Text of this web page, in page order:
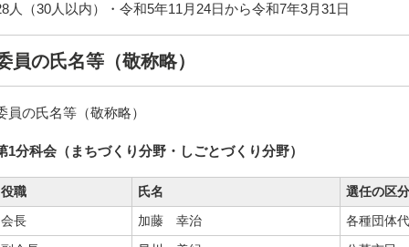
人（30人以内）・令和5年11月24日から令和7年3月31日
員の氏名等（敬称略）
員の氏名等（敬称略）
1分科会（まちづくり分野・しごとづくり分野）
役職 氏名
選任の区分
会長
加藤 幸治
各種団体